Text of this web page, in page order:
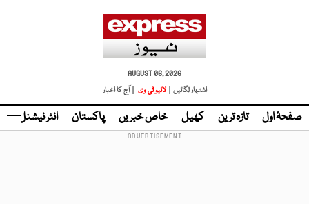
AUGUST 06, 2026
اشتہار لگائیں |
لائیو ٹی وی | آج کا اخبار
صفحۂ اول تازہ ترین کھیل خاص خبریں پاکستان انٹر نیشنل